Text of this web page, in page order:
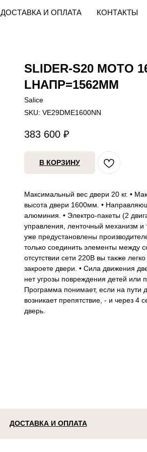
ДОСТАВКА И ОПЛАТА КОНТАКТЫ
SLIDER-S20 MOTO
LНАПР=1562ММ
Salice
SKU: VE29DME1600NN
383 600 ₽
В КОРЗИНУ
Максимальный вес двери 20 кг. •
высота двери 1600мм. •
алюминия. • Электро-пакеты (2
управления, ленточный механизм и
уже предустановлены
только соединить элементы между
отсутствии сети 220В вы также
закроете двери. • Сила движения
нет угрозы повреждения детей или
Программа понимает, если на пути
возникает препятствие, - и через 4
дверь.
ДОСТАВКА И ОПЛАТА